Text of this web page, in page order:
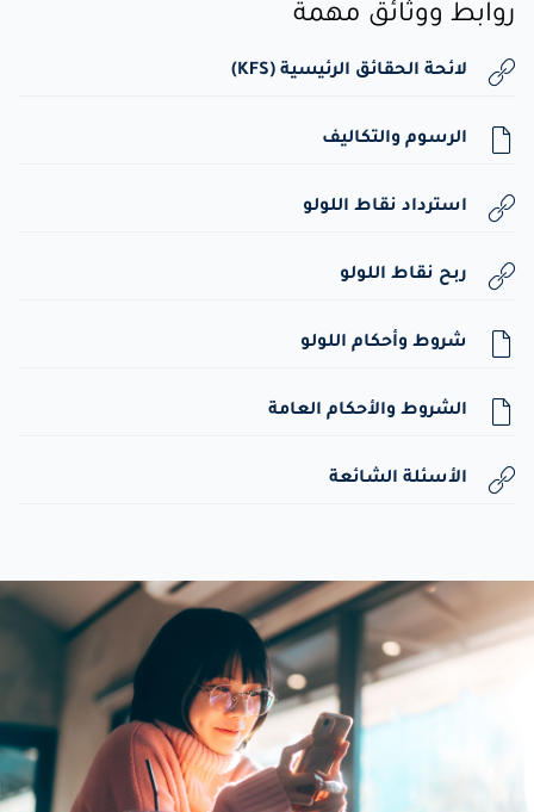
روابط ووثائق مهمة
لائحة الحقائق الرئيسية (KFS)
الرسوم والتكاليف
استرداد نقاط اللولو
ربح نقاط اللولو
شروط وأحكام اللولو
الشروط والأحكام العامة
الأسئلة الشائعة